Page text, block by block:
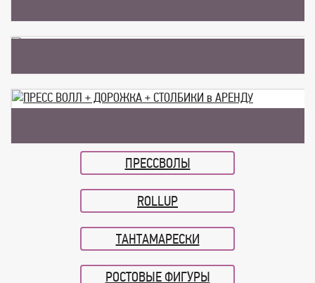
ПРЕССВОЛЫ
ROLLUP
ТАНТАМАРЕСКИ
РОСТОВЫЕ ФИГУРЫ